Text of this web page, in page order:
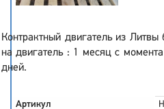
Контрактный двигатель из
на двигатель : 1 месяц с
дней.
Артикул